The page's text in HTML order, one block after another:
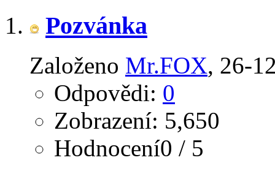
Pozvánka
Založeno Mr.FOX‎, 26-
Odpovědi: 0
Zobrazení: 5,650
Hodnocení0 / 5